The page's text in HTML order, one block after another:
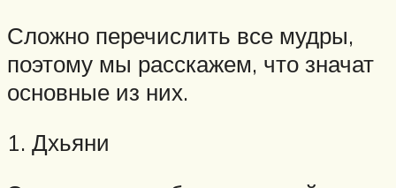
Сложно перечислить все мудры,
поэтому мы расскажем, что значат
основные из них.
1. Дхьяни